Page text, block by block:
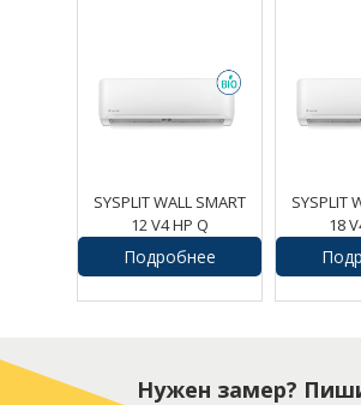
SYSPLIT WALL SMART
12 V4 HP Q
48750руб.
Подробнее
SYSPLIT
18
Нужен замер?